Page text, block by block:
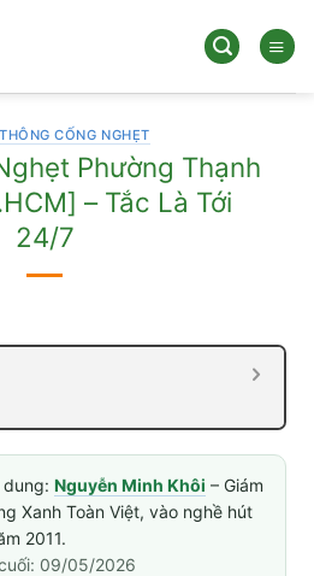
THÔNG CỐNG NGHẸT
Phường Thạnh
– Tắc Là Tới
24/7
dung: Nguyễn Minh Khôi – Giám
Xanh Toàn Việt, vào nghề hút
2011.
09/05/2026